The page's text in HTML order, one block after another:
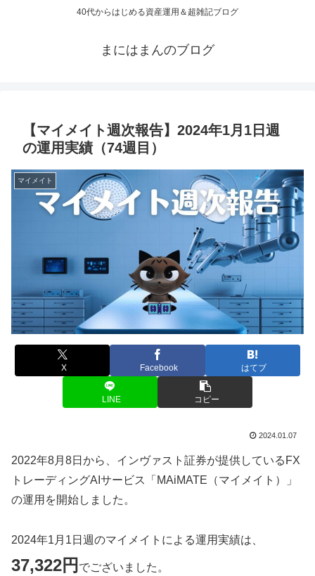
40代からはじめる資産運用＆超雑記ブログ
まにはまんのブログ
【マイメイト週次報告】2024年1月1日週
の運用実績（74週目）
マイメイト
X Facebook はてブ
LINE コピー
2024.01.07
2022年8月8日から、インヴァスト証券が提供しているFX
トレーディングAIサービス「MAiMATE（マイメイト）」
の運用を開始しました。
2024年1月1日週のマイメイトによる運用実績は、
37,322円 でございました。